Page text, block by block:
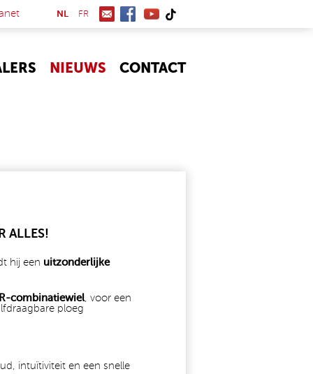
NL FR
NIEUWS CONTACT
ALLES!
hij een uitzonderlijke
combinatiewiel, voor een
ploeg
intuïtiviteit en een snelle